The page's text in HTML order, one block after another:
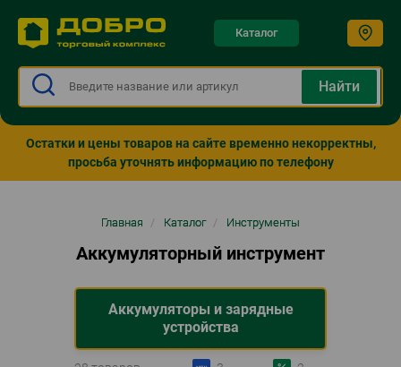
Каталог
Остатки и цены товаров на сайте временно некорректны,
просьба уточнять информацию по телефону
Главная / Каталог / Инструменты
Аккумуляторный инструмент
Аккумуляторы и зарядные
устройства